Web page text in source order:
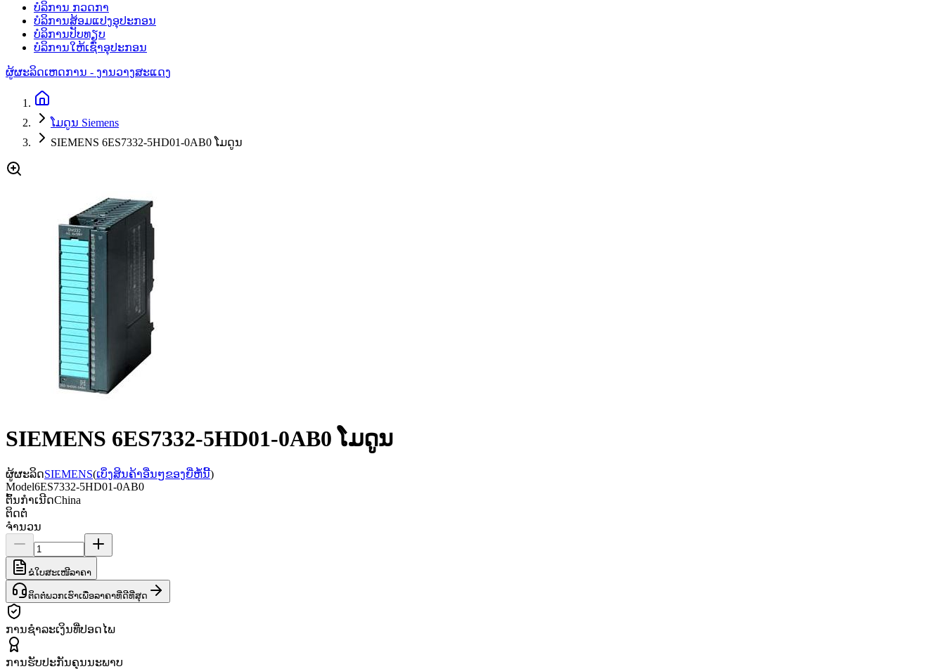
ບໍລິການ ກວດກາ
ບໍລິການສ້ອມແປງອຸປະກອນ
ບໍລິການປັບທຽບ
ບໍລິການໃຫ້ເຊົ່າອຸປະກອນ
ຜູ້ຜະລິດເຫດການ - ງານວາງສະແດງ
ໂມດູນ Siemens
SIEMENS 6ES7332-5HD01-0AB0 ໂມດູນ
SIEMENS 6ES7332-5HD01-0AB0 ໂມດູນ
ຜູ້ຜະລິດSIEMENS(ເບິ່ງສິນຄ້າອື່ນໆຂອງຍີ່ຫໍ້ນີ້)
Model6ES7332-5HD01-0AB0
ຕົ້ນກຳເນີດChina
ຕິດຕໍ່
ຈຳນວນ
ຂໍໃບສະເໜີລາຄາ
ຕິດຕໍ່ພວກເຮົາເພື່ອລາຄາທີ່ດີທີ່ສຸດ
ການຊຳລະເງິນທີ່ປອດໄພ
ການຮັບປະກັນຄຸນນະພາບ